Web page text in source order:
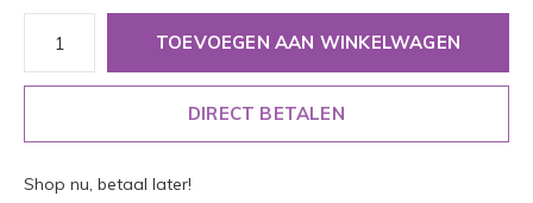
TOEVOEGEN AAN WINKELWAGEN
DIRECT BETALEN
Shop nu, betaal later!